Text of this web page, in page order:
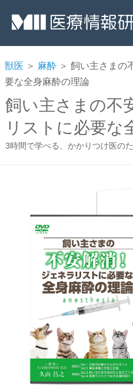
獣医 ＞ 麻酔 ＞ 飼い主さまの
要な全身麻酔の理論
飼い主さまの不
リストに必要な
3時間で学べる、かかりつけ医の